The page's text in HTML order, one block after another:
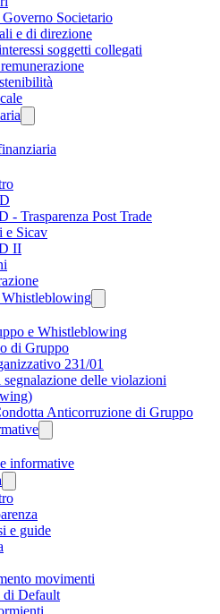
Societario
e di direzione
soggetti collegati
- Trasparenza Post Trade
e Sicav
II
e Whistleblowing
di Gruppo
231/01
segnalazione delle violazioni
Anticorruzione di Gruppo
informative
e guide
movimenti
Default